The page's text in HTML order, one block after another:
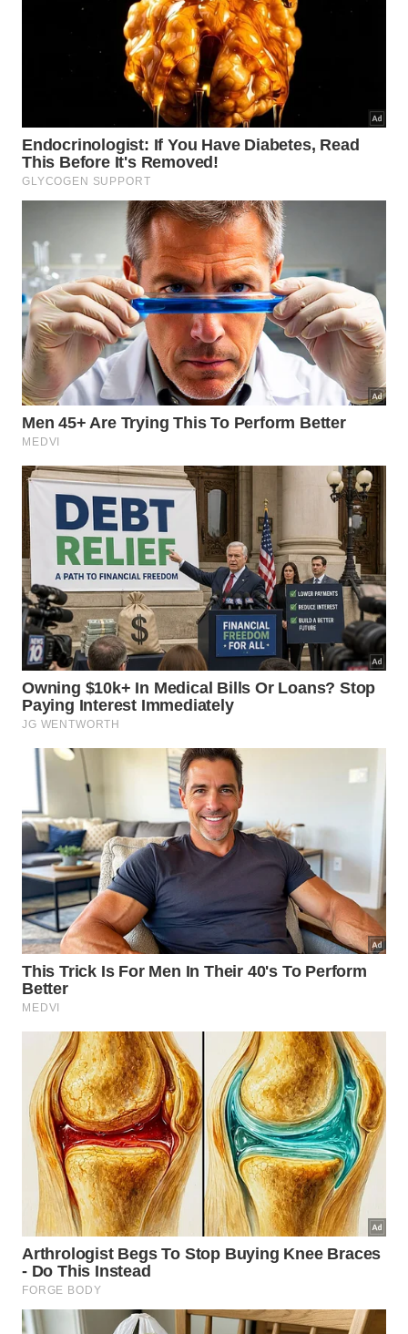
adicione azeite aos poucos para controlar a
prove o sal apenas depois de colocar o queijo.
O molho italiano originário de Gênova é preparado pela
moagem dos ingredientes, não pelo cozimento no
fogão. -Imagem gerada por IA
Como conservar o pesto sem perder
aroma e cor?
Depois de pronto, transfira o pesto para um pote
azeite. Essa proteção reduz contato com o ar, ajuda
a preservar acore mantém o aroma agradável.
Guarde na geladeira e use utensílio limpo sempre
que retirar uma porção, porque restos de massa ou
farelos aceleram a perda de qualidade. Se o molho
escurecer muito, apresentar cheiro estranho ou
textura alterada, descarte semprovaroumisturar.
Para usar melhor o pote, siga estas dicas:
mantenha sempre uma camada de azeite sobre o
molho;
use colher limpa para evitar contaminação por
farelos;
tampe bem depois de cada uso;
misture delicadamente antes de servir
novamente.
Onde usar pesto além da massa?
O pesto combina com massas, nhoque, lasanha,
batatas cozidas e vagem, mas também funciona
sobre torradas e saladas simples. Quem gosta de
molhos caseiros pode variar o cardápio com um
sabor.
A melhor estratégia é tratar o pesto como
finalização, misturando apenas no fim para
preservar frescor e perfume. Com poucos
ingredientes, cuidado na moagem e azeite de
qualidade, omolhoganha textura, presença e brilho
sem cozimento.